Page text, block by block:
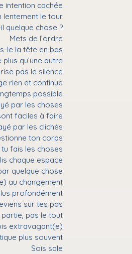
intention cachée
lentement le tour
quelque chose ?
Mets de l’ordre
le la tête en bas
qu’une autre
pas le silence
rien et continue
possible
par les choses
faciles à faire
par les clichés
ton corps
fais les choses
chaque espace
quelque chose
au changement
profondément
sur tes pas
partie, pas le tout
extravagant(e)
plus souvent
Sois sale